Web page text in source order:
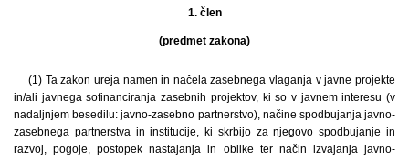
1. člen
(predmet zakona)
(1) Ta zakon ureja namen in načela zasebnega vlaganja v javne projekte
in/ali javnega sofinanciranja zasebnih projektov, ki so v javnem interesu (v
nadaljnjem besedilu: javno-zasebno partnerstvo), načine spodbujanja javno-
zasebnega partnerstva in institucije, ki skrbijo za njegovo spodbujanje in
razvoj, pogoje, postopek nastajanja in oblike ter način izvajanja javno-